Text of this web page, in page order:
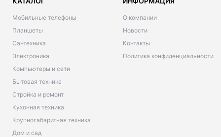
Мобильные телефоны
Планшеты
Сантехника
Электроника
Компьютеры и сети
Бытовая техника
Стройка и ремонт
Кухонная техника
Крупногабаритная техника
Дом и сад
О компании
Новости
Контакты
Политика конфиденциальности